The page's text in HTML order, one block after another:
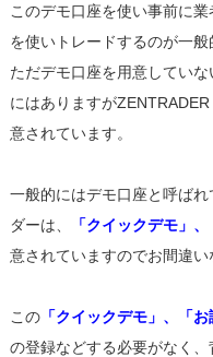
このデモ口座を使い事前に
を使いトレードするのが一般
ただデモ口座を用意してい
にはありますが
意されています。
一般的にはデモ口座と呼ば
ダーは、
「クイックデモ」
意されていますのでお間違い
この「クイックデモ」、「お
の登録などする必要がなく